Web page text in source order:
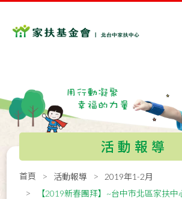
活動報導
首頁 活動報導
2019年1-2月
【2019新春團拜】~台中市北區家扶